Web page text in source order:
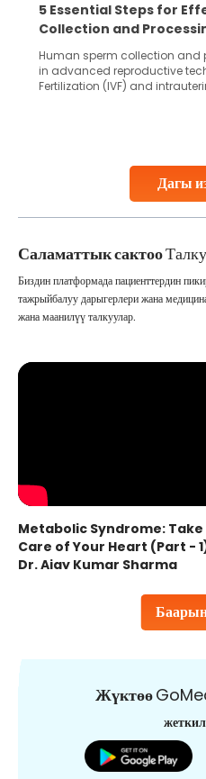
Дагы
5 Essential Steps for
Collection and
Human sperm collection and
in advanced reproductive
Fertilization (IVF) and
collected, they process the
Саламаттык сактоо
Биздин платформада пациенттердин
тажрыйбалуу дарыгерлери жана
жана маанилүү талкуулар.
Metabolic Syndrome: Take
Care of Your Heart (Part -
Dr. Ajay Kumar Sharma
Жүктөө